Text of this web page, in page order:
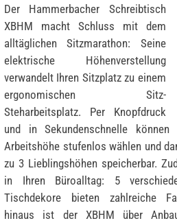
Der Hammerbacher Schreibtisch
XBHM macht Schluss mit dem
alltäglichen Sitzmarathon: Seine
elektrische Höhenverstellung
verwandelt Ihren Sitzplatz zu einem
ergonomischen Sitz-
Steharbeitsplatz. Per Knopfdruck
und in Sekundenschnelle
Arbeitshöhe stufenlos wählen und
zu 3 Lieblingshöhen speicherbar.
in Ihren Büroalltag: 5
Tischdekore bieten zahlreiche
hinaus ist der XBHM über